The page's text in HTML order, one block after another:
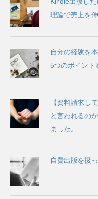
理論で売上を
自分の経験を
5つのポイント
【資料請求し
と言われるの
ました。
自費出版を扱